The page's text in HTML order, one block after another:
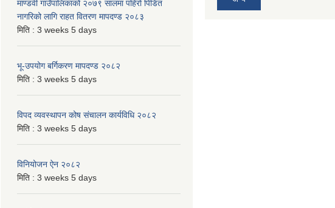
माण्डवी गाउँपालिकाको २०७९ सालमा पहिरो पिडित
नागरिको लागि राहत वितरण मापदण्ड २०८३
मिति : 3 weeks 5 days
भू-उपयोग बर्गिकरण मापदण्ड २०८२
मिति : 3 weeks 5 days
विपद व्यवस्थापन कोष संचालन कार्यविधि २०८२
मिति : 3 weeks 5 days
विनियोजन ऐन २०८२
मिति : 3 weeks 5 days